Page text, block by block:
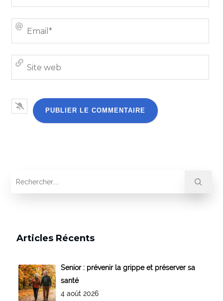
Articles Récents
Senior : prévenir la grippe et préserver sa
santé
4 août 2026